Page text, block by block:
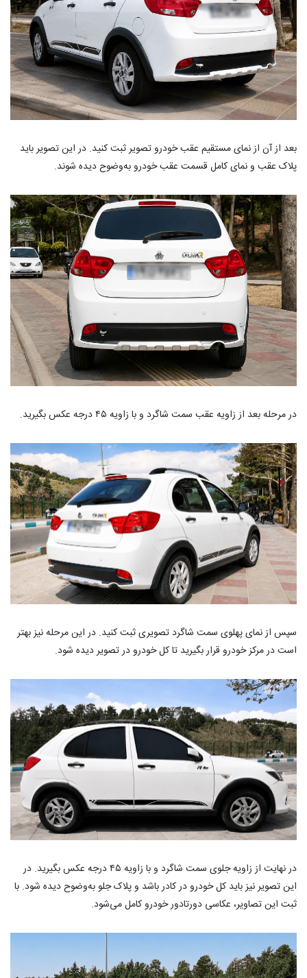
بعد از آن از نمای مستقیم عقب خودرو تصویر ثبت کنید. در این تصویر باید
پلاک عقب و نمای کامل قسمت عقب خودرو به‌وضوح دیده شوند.
در مرحله بعد از زاویه عقب سمت شاگرد و با زاویه ۴۵ درجه عکس بگیرید.
سپس از نمای پهلوی سمت شاگرد تصویری ثبت کنید. در این مرحله نیز بهتر
است در مرکز خودرو قرار بگیرید تا کل خودرو در تصویر دیده شود.
در نهایت از زاویه جلوی سمت شاگرد و با زاویه ۴۵ درجه عکس بگیرید. در
این تصویر نیز باید کل خودرو در کادر باشد و پلاک جلو به‌وضوح دیده شود. با
ثبت این تصاویر، عکاسی دورتادور خودرو کامل می‌شود.